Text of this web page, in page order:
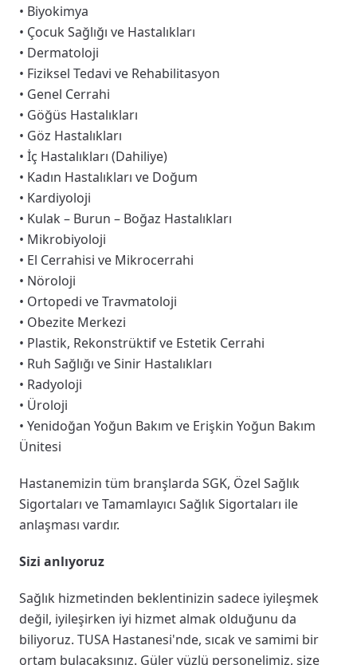
• Biyokimya
• Çocuk Sağlığı ve Hastalıkları
• Dermatoloji
• Fiziksel Tedavi ve Rehabilitasyon
• Genel Cerrahi
• Göğüs Hastalıkları
• Göz Hastalıkları
• İç Hastalıkları (Dahiliye)
• Kadın Hastalıkları ve Doğum
• Kardiyoloji
• Kulak – Burun – Boğaz Hastalıkları
• Mikrobiyoloji
• El Cerrahisi ve Mikrocerrahi
• Nöroloji
• Ortopedi ve Travmatoloji
• Obezite Merkezi
• Plastik, Rekonstrüktif ve Estetik Cerrahi
• Ruh Sağlığı ve Sinir Hastalıkları
• Radyoloji
• Üroloji
• Yenidoğan Yoğun Bakım ve Erişkin Yoğun Bakım
Ünitesi
Hastanemizin tüm branşlarda SGK, Özel Sağlık
Sigortaları ve Tamamlayıcı Sağlık Sigortaları ile
anlaşması vardır.
Sizi anlıyoruz
Sağlık hizmetinden beklentinizin sadece iyileşmek
değil, iyileşirken iyi hizmet almak olduğunu da
biliyoruz. TUSA Hastanesi'nde, sıcak ve samimi bir
ortam bulacaksınız. Güler yüzlü personelimiz, size